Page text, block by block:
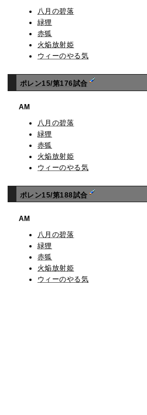
八月の碧落
緑狸
赤狐
火焔放射姫
ウィーのやる気
ポレン15/第176試合
AM
八月の碧落
緑狸
赤狐
火焔放射姫
ウィーのやる気
ポレン15/第188試合
AM
八月の碧落
緑狸
赤狐
火焔放射姫
ウィーのやる気